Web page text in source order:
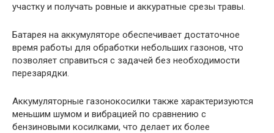
участку и получать ровные и аккуратные срезы травы.
Батарея на аккумуляторе обеспечивает достаточное
время работы для обработки небольших газонов, что
позволяет справиться с задачей без необходимости
перезарядки.
Аккумуляторные газонокосилки также характеризуются
меньшим шумом и вибрацией по сравнению с
бензиновыми косилками, что делает их более